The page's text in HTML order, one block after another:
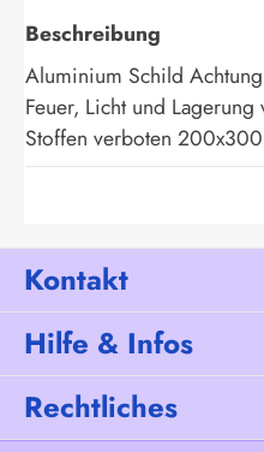
Beschreibung
Aluminium Schild
Feuer, Licht und
Stoffen verboten
Kontakt
Hilfe & Infos
Rechtliches